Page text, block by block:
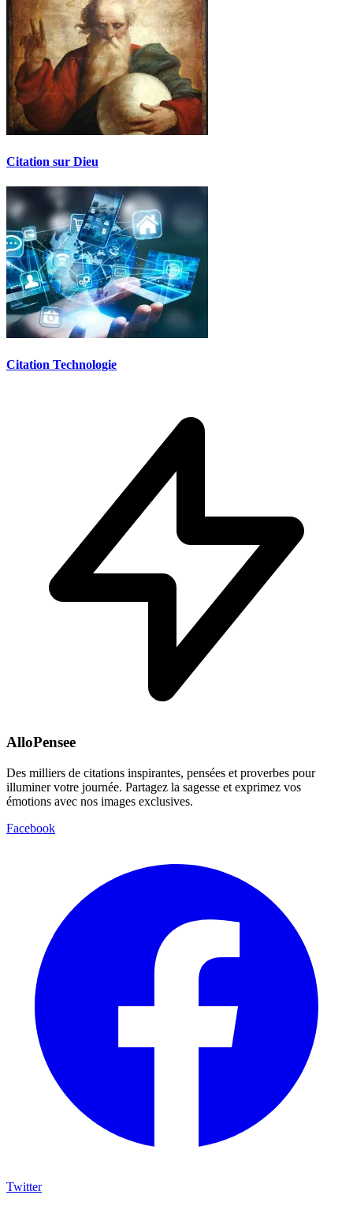
Citation sur Dieu
Citation Technologie
AlloPensee
Des milliers de citations inspirantes, pensées et proverbes pour
illuminer votre journée. Partagez la sagesse et exprimez vos
émotions avec nos images exclusives.
Facebook
Twitter